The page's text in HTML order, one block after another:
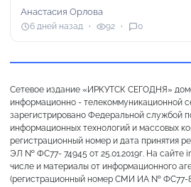
Анастасия Орлова
6 дней назад 92 0
Сетевое издание «ИРКУТСК СЕГОДНЯ»
информационно - телекоммуникационной
зарегистрировано Федеральной службой
информационных технологий и массовых
регистрационный номер и дата принятия
ЭЛ № ФС77- 74945 от 25.01.2019г. На сайте
числе и материалы от информационного
(регистрационный номер СМИ ИА № ФС77-